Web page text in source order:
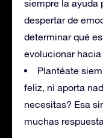
siempre la ayuda
despertar de
determinar qué
evolucionar
Plantéate
feliz, ni aporta
necesitas? Esa
muchas